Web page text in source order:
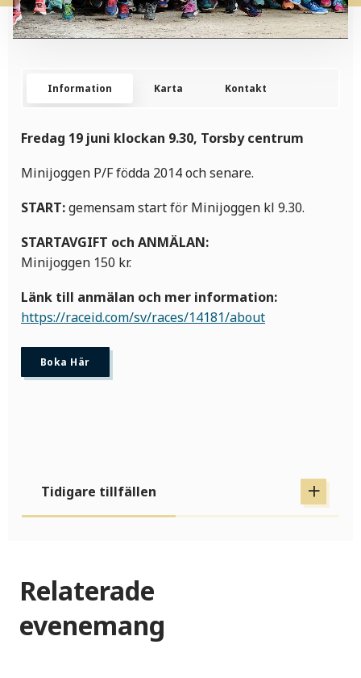
Information Karta Kontakt
Fredag 19 juni klockan 9.30, Torsby centrum
Minijoggen P/F födda 2014 och senare.
START:gemensam start för Minijoggen kl 9.30.
STARTAVGIFT och ANMÄLAN:
Minijoggen 150 kr.
Länk till anmälan och mer information:
https://raceid.com/sv/races/14181/about
Boka Här
Tidigare tillfällen
Relaterade
evenemang